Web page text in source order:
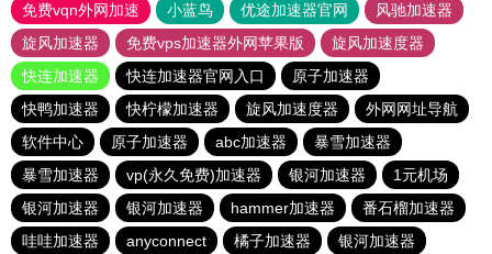
免费vqn外网加速
小蓝鸟 优途加速器官网
风驰加速器
旋风加速器
免费vps加速器外网苹果版
旋风加速度器
快连加速器
快连加速器官网入口
原子加速器
快鸭加速器
快柠檬加速器 旋风加速度器
外网网址导航
软件中心
原子加速器 abc加速器
暴雪加速器
暴雪加速器
vp(永久免费)加速器 银河加速器
1元机场
银河加速器
银河加速器 hammer加速器
番石榴加速器
哇哇加速器
anyconnect 橘子加速器 银河加速器